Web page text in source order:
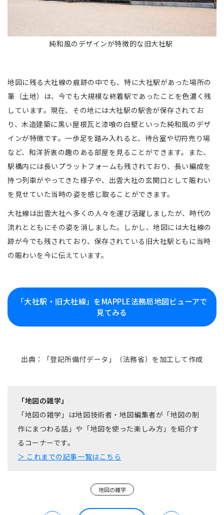
純和風のデザインが特徴的な旧大社駅
地図に残る大社線の痕跡の中でも、特に大社駅があった場所の
筆（土地）は、今でも大規模な終着駅であったことを色濃く残
しています。現在、その地には大社駅の駅舎が保存されてお
り、木造建築に黒い屋根瓦と漆喰の白壁といった純和風のデザ
インが特徴です。一歩足を踏み入れると、待合室や切符売り場
など、和洋折衷の趣のある部屋を見ることができます。また、
駅構内には長いプラットフォームも残されており、長い編成を
持つ列車がやってきた様子や、出雲大社の玄関口として賑わい
を見せていた当時の姿を感じ取ることができます。
大社線は出雲大社へ多くの人々を運び活躍しましたが、時代の
流れとともにその姿を消しました。しかし、地図には大社線の
跡が今でも残されており、保存されている旧大社駅ともに当時
の賑わいを今に伝えています。
「大社駅・旧大社線」をMAPPLE法務局地図ビューアで
見てみる
出典： 「登記所備付データ」（法務省）を加工して作成
「地図の雑学」
「地図の雑学」は地図技術者・地図編集者が「地図の制
作にまつわる話」や「地図を使った楽しみ方」を紹介す
るコーナーです。
＞ これまでの記事一覧はこちら
地図の雑学